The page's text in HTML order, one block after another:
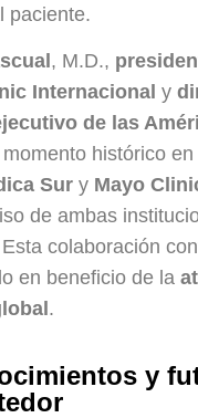
paciente.
, M.D.,
Internacional y
de las
histórico
Sur y Mayo
de ambas
colaboración
en beneficio de la
.
y